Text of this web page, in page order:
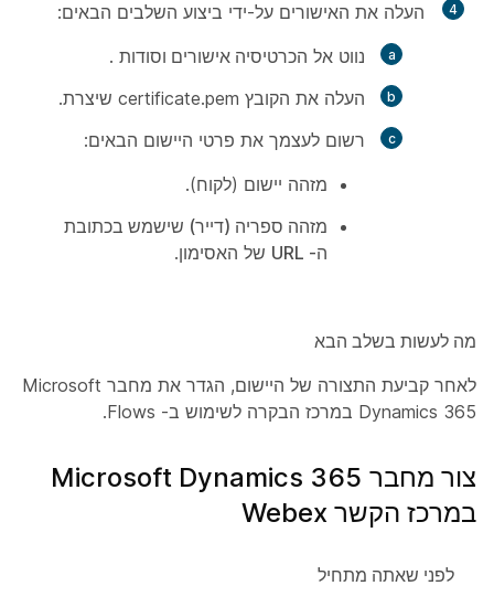
4
העלה את האישורים על-ידי ביצוע השלבים הבאים:
נווט אל הכרטיסיה אישורים וסודות .
העלה את הקובץ certificate.pem שיצרת.
רשום לעצמך את פרטי היישום הבאים:
מזהה יישום (לקוח).
מזהה ספריה (דייר) שישמש בכתובת
ה- URL
של האסימון.
מה לעשות בשלב הבא
לאחר קביעת התצורה של היישום, הגדר את מחבר Microsoft
Dynamics 365 במרכז הבקרה לשימוש ב- Flows.
צור מחבר Microsoft Dynamics 365
במרכז הקשר Webex
לפני שאתה מתחיל